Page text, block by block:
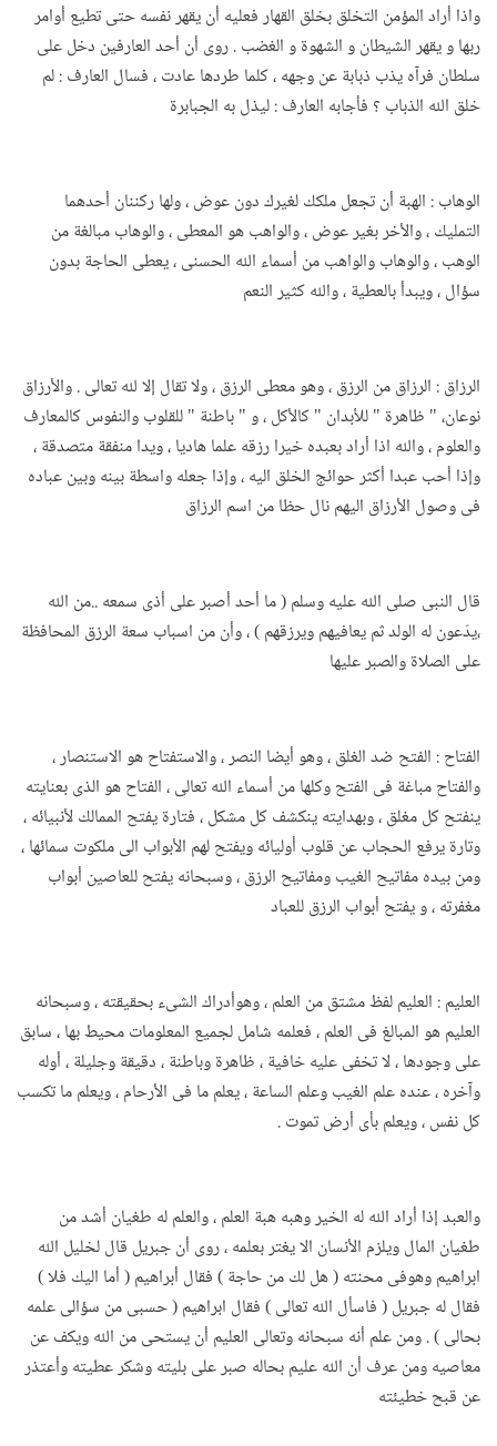
واذا أراد المؤمن التخلق بخلق القهار فعليه أن يقهر نفسه حتى تطيع أوامر
ربها و يقهر الشيطان و الشهوة و الغضب . روى أن أحد العارفين دخل على
سلطان فرآه يذب ذبابة عن وجهه ، كلما طردها عادت ، فسال العارف : لم
خلق الله الذباب ؟ فأجابه العارف : ليذل به الجبابرة
الوهاب : الهبة أن تجعل ملكك لغيرك دون عوض ، ولها ركننان أحدهما
التمليك ، والأخر بغير عوض ، والواهب هو المعطى ، والوهاب مبالغة من
الوهب ، والوهاب والواهب من أسماء الله الحسنى ، يعطى الحاجة بدون
سؤال ، ويبدأ بالعطية ، والله كثير النعم
الرزاق : الرزاق من الرزق ، وهو معطى الرزق ، ولا تقال إلا لله تعالى . والأرزاق
نوعان، " ظاهرة " للأبدان " كالأكل ، و " باطنة " للقلوب والنفوس كالمعارف
والعلوم ، والله اذا أراد بعبده خيرا رزقه علما هاديا ، ويدا منفقة متصدقة ،
وإذا أحب عبدا أكثر حوائج الخلق اليه ، وإذا جعله واسطة بينه وبين عباده
فى وصول الأرزاق اليهم نال حظا من اسم الرزاق
قال النبى صلى الله عليه وسلم ( ما أحد أصبر على أذى سمعه ..من الله
،يدّعون له الولد ثم يعافيهم ويرزقهم ) ، وأن من اسباب سعة الرزق المحافظة
على الصلاة والصبر عليها
الفتاح : الفتح ضد الغلق ، وهو أيضا النصر ، والاستفتاح هو الاستنصار ،
والفتاح مباغة فى الفتح وكلها من أسماء الله تعالى ، الفتاح هو الذى بعنايته
ينفتح كل مغلق ، وبهدايته ينكشف كل مشكل ، فتارة يفتح الممالك لأنبيائه ،
وتارة يرفع الحجاب عن قلوب أوليائه ويفتح لهم الأبواب الى ملكوت سمائها ،
ومن بيده مفاتيح الغيب ومفاتيح الرزق ، وسبحانه يفتح للعاصين أبواب
مغفرته ، و يفتح أبواب الرزق للعباد
العليم : العليم لفظ مشتق من العلم ، وهوأدراك الشىء بحقيقته ، وسبحانه
العليم هو المبالغ فى العلم ، فعلمه شامل لجميع المعلومات محيط بها ، سابق
على وجودها ، لا تخفى عليه خافية ، ظاهرة وباطنة ، دقيقة وجليلة ، أوله
وآخره ، عنده علم الغيب وعلم الساعة ، يعلم ما فى الأرحام ، ويعلم ما تكسب
كل نفس ، ويعلم بأى أرض تموت .
والعبد إذا أراد الله له الخير وهبه هبة العلم ، والعلم له طغيان أشد من
طغيان المال ويلزم الأنسان الا يغتر بعلمه ، روى أن جبريل قال لخليل الله
ابراهيم وهوفى محنته ( هل لك من حاجة ) فقال أبراهيم ( أما اليك فلا )
فقال له جبريل ( فاسأل الله تعالى ) فقال ابراهيم ( حسبى من سؤالى علمه
بحالى ) . ومن علم أنه سبحانه وتعالى العليم أن يستحى من الله ويكف عن
معاصيه ومن عرف أن الله عليم بحاله صبر على بليته وشكر عطيته وأعتذر
عن قبح خطيئته